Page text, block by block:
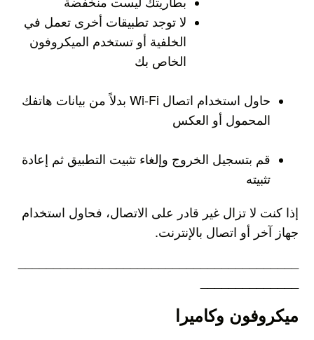
لا توجد تطبيقات أخرى تعمل في
الخلفية أو تستخدم الميكروفون
الخاص بك
حاول استخدام اتصال Wi-Fi بدلاً من بيانات هاتفك
المحمول أو العكس
قم بتسجيل الخروج وإلغاء تثبيت التطبيق ثم إعادة
تثبيته
إذا كنت لا تزال غير قادر على الاتصال، فحاول استخدام
جهاز آخر أو اتصال بالإنترنت.
ميكروفون وكاميرا